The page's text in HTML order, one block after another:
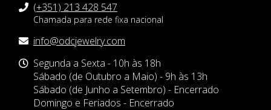
(+351) 213 428 547
Chamada para rede fixa nacional
E-
info@odcjewelry.com
Horário
de
Funcionamento
Segunda a Sexta - 10h às 18h
Sábado (de Outubro a Maio) - 9h às 13h
Sábado (de Junho a Setembro) - Encerrado
Domingo e Feriados - Encerrado